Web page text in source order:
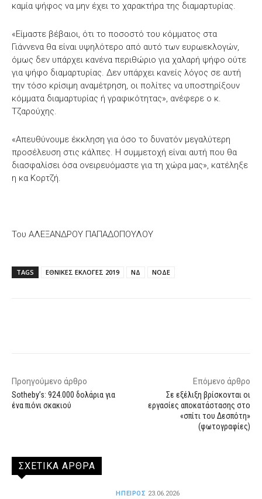
καμία ψήφος να μην έχει το χαρακτήρα της διαμαρτυρίας.
«Είμαστε βέβαιοι, ότι το ποσοστό του κόμματος στα
Γιάννενα θα είναι υψηλότερο από αυτό των ευρωεκλογών,
όμως δεν υπάρχει κανένα περιθώριο για χαλαρή ψήφο ούτε
για ψήφο διαμαρτυρίας. Δεν υπάρχει κανείς λόγος σε αυτή
την τόσο κρίσιμη αναμέτρηση, οι πολίτες να υποστηρίξουν
κόμματα διαμαρτυρίας ή γραφικότητας», ανέφερε ο κ.
Τζαρούχης.
«Απευθύνουμε έκκληση για όσο το δυνατόν μεγαλύτερη
προσέλευση στις κάλπες. Η συμμετοχή είναι αυτή που θα
διασφαλίσει όσα ονειρευόμαστε για τη χώρα μας», κατέληξε
η κα Κορτζή.
Του ΑΛΕΞΑΝΔΡΟΥ ΠΑΠΑΔΟΠΟΥΛΟΥ
TAGS ΕΘΝΙΚΕΣ ΕΚΛΟΓΕΣ 2019 ΝΔ ΝΟΔΕ
Προηγούμενο άρθρο
Sotheby’s: 924.000 δολάρια για
ένα πιόνι σκακιού
Επόμενο άρθρο
Σε εξέλιξη βρίσκονται οι
εργασίες αποκατάστασης στο
«σπίτι του Δεσπότη»
(φωτογραφίες)
ΣΧΕΤΙΚΑ ΑΡΘΡΑ
ΗΠΕΙΡΟΣ 23.06.2026